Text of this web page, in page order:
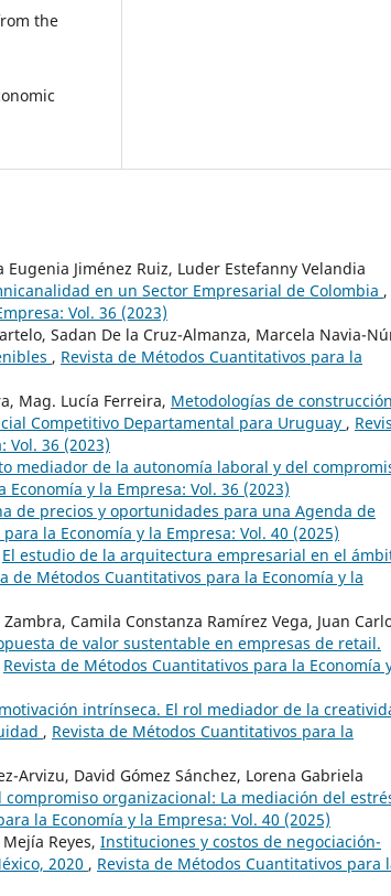
the
Jiménez Ruiz, Luder Estefanny Velandia
en un Sector Empresarial de Colombia ,
Vol. 36 (2023)
Sadan De la Cruz-Almanza, Marcela Navia-
, Revista de Métodos Cuantitativos para la
Mag. Lucía Ferreira, Metodologías de
Competitivo Departamental para Uruguay ,
Vol. 36 (2023)
mediador de la autonomía laboral y del
y la Empresa: Vol. 36 (2023)
de precios y oportunidades para una Agenda de
la Economía y la Empresa: Vol. 40 (2025)
El estudio de la arquitectura empresarial en el
de Métodos Cuantitativos para la Economía y la
Camila Constanza Ramírez Vega, Juan
de valor sustentable en empresas de retail.
Revista de Métodos Cuantitativos para la Economía
intrínseca. El rol mediador de la
, Revista de Métodos Cuantitativos para la
Arvizu, David Gómez Sánchez, Lorena Gabriela
organizacional: La mediación del
la Economía y la Empresa: Vol. 40 (2025)
Reyes, Instituciones y costos de negociación-
2020 , Revista de Métodos Cuantitativos para